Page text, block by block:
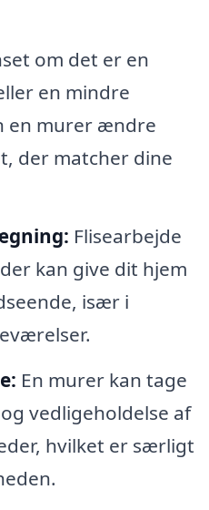
om det er en
en mindre
en murer ændre
der matcher dine
Flisearbejde
kan give dit hjem
især i
En murer kan tage
vedligeholdelse af
hvilket er særligt